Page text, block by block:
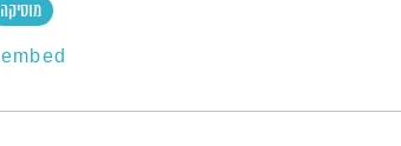
מוסיקה
embed